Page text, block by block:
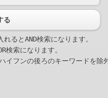
る
るとAND検索になります。
検索になります。